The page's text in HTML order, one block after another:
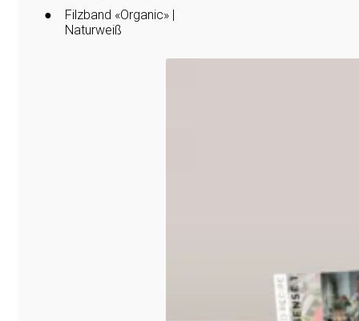
Filzband «Organic» |
Naturweiß